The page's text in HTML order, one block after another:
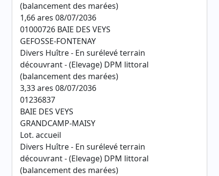
(balancement des marées)
1,66 ares 08/07/2036
01000726 BAIE DES VEYS
GEFOSSE-FONTENAY
Divers Huître - En surélevé terrain
découvrant - (Elevage) DPM littoral
(balancement des marées)
3,33 ares 08/07/2036
01236837
BAIE DES VEYS
GRANDCAMP-MAISY
Lot. accueil
Divers Huître - En surélevé terrain
découvrant - (Elevage) DPM littoral
(balancement des marées)